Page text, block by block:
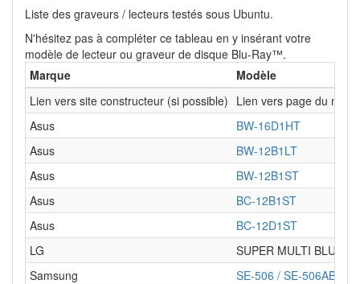
Liste des graveurs / lecteurs testés sous Ubuntu.
N'hésitez pas à compléter ce tableau en y insérant votre
modèle de lecteur ou graveur de disque Blu-Ray™.
Marque
Modèle
Lien vers site constructeur (si possible) Lien vers page du
Asus
BW-16D1HT
Asus
BW-12B1LT
Asus
BW-12B1ST
Asus
BC-12B1ST
Asus
BC-12D1ST
LG
SUPER MULTI BLUE (
Samsung
SE-506 / SE-506AB